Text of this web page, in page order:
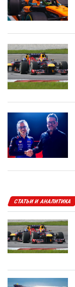
СТАТЬИ И АНАЛИТИКА